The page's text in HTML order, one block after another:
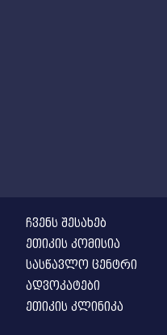
ჩვენს შესახებ
ეთიკის კომისია
სასწავლო ცენტრი
ადვოკატები
ეთიკის კლინიკა